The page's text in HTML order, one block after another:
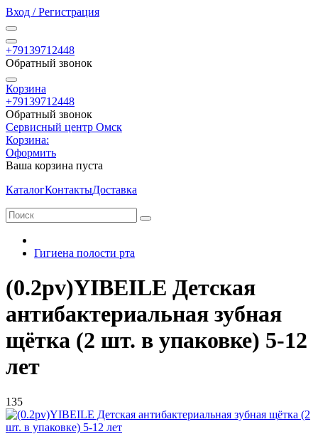
Вход / Регистрация
+79139712448
Обратный звонок
Корзина
+79139712448
Обратный звонок
Сервисный центр Омск
Корзина:
Оформить
Ваша корзина пуста
КаталогКонтактыДоставка
Гигиена полости рта
(0.2pv)YIBEILE Детская
антибактериальная зубная
щётка (2 шт. в упаковке) 5-12
лет
135